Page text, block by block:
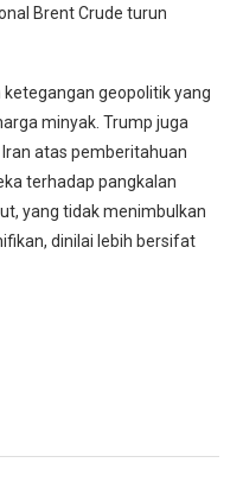
Brent Crude turun
geopolitik yang
minyak. Trump juga
atas pemberitahuan
terhadap pangkalan
yang tidak menimbulkan
dinilai lebih bersifat